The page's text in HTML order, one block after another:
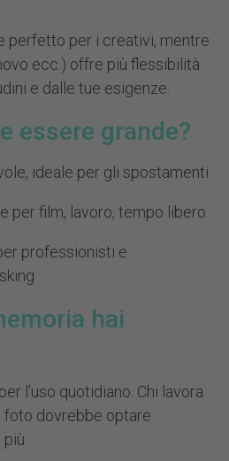
perfetto per i creativi, mentre
ecc.) offre più flessibilità.
e dalle tue esigenze.
essere grande?
ideale per gli spostamenti
per film, lavoro, tempo libero
professionisti e
hai
l'uso quotidiano. Chi lavora
foto dovrebbe optare